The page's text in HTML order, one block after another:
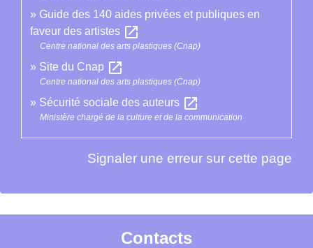
Guide des 140 aides privées et publiques en
faveur des artistes open_in_new
Centre national des arts plastiques (Cnap)
Site du Cnap open_in_new
Centre national des arts plastiques (Cnap)
Sécurité sociale des auteurs open_in_new
Ministère chargé de la culture et de la communication
Signaler une erreur sur cette page
Contacts